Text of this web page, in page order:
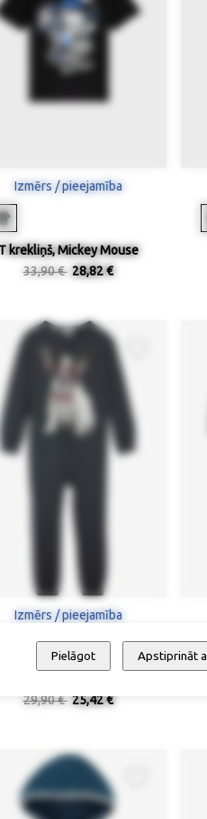
Izmērs / pieejamība
T krekliņš, Mickey Mouse
33,90 € 28,82 €
Izmērs / pieejamība
29,90 € 25,42 €
Pielāgot Apstiprināt